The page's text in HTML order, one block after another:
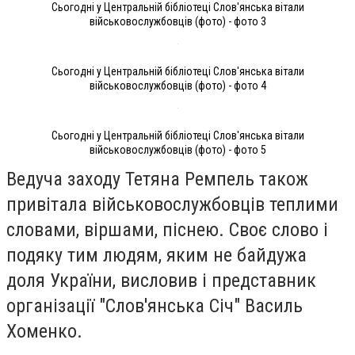
Сьогодні у Центральній бібліотеці Слов'янська вітали
військовослужбовців (фото) - фото 3
Сьогодні у Центральній бібліотеці Слов'янська вітали
військовослужбовців (фото) - фото 4
Сьогодні у Центральній бібліотеці Слов'янська вітали
військовослужбовців (фото) - фото 5
Ведуча заходу Тетяна Ремпель також
привітала військовослужбовців теплими
словами, віршами, піснею. Своє слово і
подяку тим людям, яким не байдужа
доля України, висловив і представник
організації "Слов'янська Січ" Василь
Хоменко.